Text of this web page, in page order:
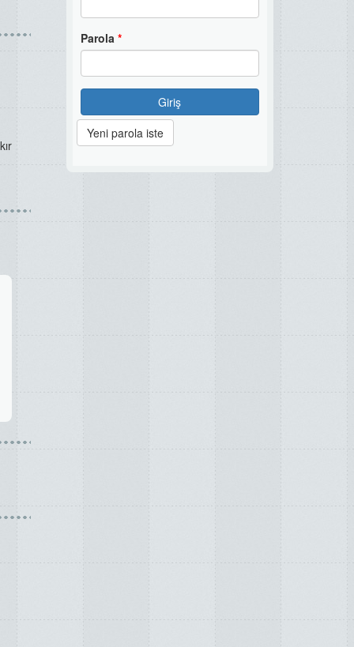
Parola *
Giriş
Yeni parola iste